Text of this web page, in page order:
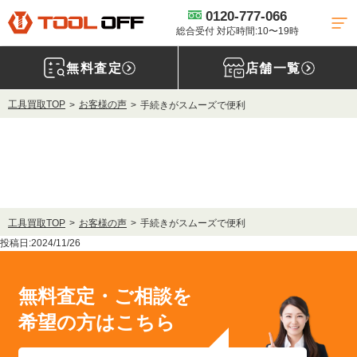
0120-777-066
総合受付 対応時間:10〜19時
無料査定 店舗一覧
工具買取TOP お客様の声 手続きがスムーズで便利
工具買取TOP お客様の声
手続きがスムーズで便利
投稿日:2024/11/26
無料査定・ご相談を
希望の方はこちら